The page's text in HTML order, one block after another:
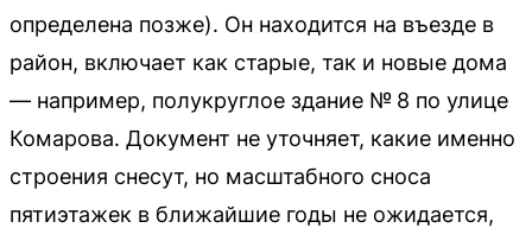
определена позже). Он находится на въезде в
район, включает как старые, так и новые дома
— например, полукруглое здание № 8 по улице
Комарова. Документ не уточняет, какие именно
строения снесут, но масштабного сноса
пятиэтажек в ближайшие годы не ожидается,